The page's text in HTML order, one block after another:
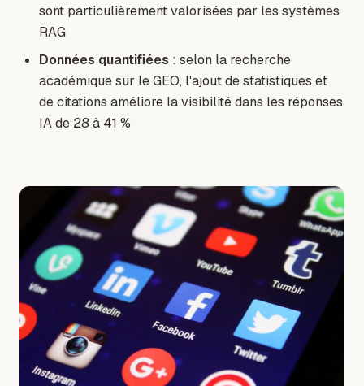
sont particulièrement valorisées par les systèmes
RAG
Données quantifiées : selon la recherche
académique sur le GEO, l'ajout de statistiques et
de citations améliore la visibilité dans les réponses
IA de 28 à 41 %